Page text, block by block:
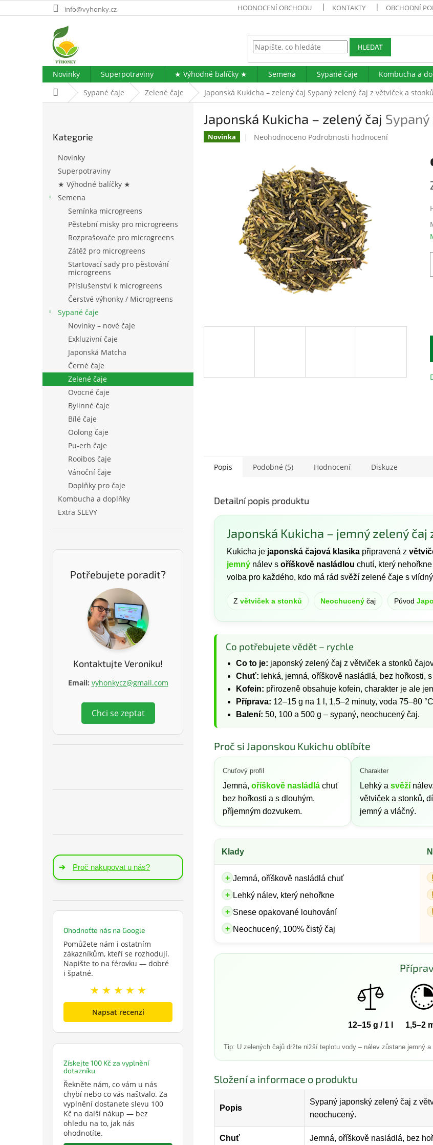
na
info@vyhonky.cz HODNOCENÍ OBCHODU KONTAKTY OBCHODNÍ
HLEDAT
Novinky Superpotraviny ★ Výhodné balíčky ★ Semena Sypané čaje Kombucha a
Domů Sypané čaje Zelené čaje Japonská Kukicha – zelený čaj Sypaný zelený čaj z větviček a stonků
kategorie
Kategorie
Novinky
Superpotraviny
★ Výhodné balíčky ★
Semena
Semínka microgreens
Pěstební misky pro microgreens
Rozprašovače pro microgreens
Zátěž pro microgreens
Startovací sady pro pěstování
microgreens
Příslušenství k microgreens
Čerstvé výhonky / Microgreens
Sypané čaje
Novinky – nové čaje
Exkluzivní čaje
Japonská Matcha
Černé čaje
Zelené čaje
Ovocné čaje
Bylinné čaje
Bílé čaje
Oolong čaje
Pu-erh čaje
Rooibos čaje
Vánoční čaje
Doplňky pro čaje
Kombucha a doplňky
Extra SLEVY
Potřebujete poradit?
Kontaktujte Veroniku!
Email: vyhonkycz@gmail.com
Chci se zeptat
➔ Proč nakupovat u nás?
Ohodnoťte nás na Google
Pomůžete nám i ostatním
zákazníkům, kteří se rozhodují.
Napište to na férovku — dobré
i špatné.
★ ★ ★ ★ ★
Napsat recenzi
Získejte 100 Kč za vyplnění
dotazníku
Řekněte nám, co vám u nás
chybí nebo co vás naštvalo. Za
vyplnění dostanete slevu 100
Kč na další nákup — bez
ohledu na to, jak nás
ohodnotíte.
Japonská Kukicha – zelený čaj
Novinka
Průměrné
0,0
z
5
hvězdiček.
Neohodnoceno Podrobnosti hodnocení
Popis Podobné (5) Hodnocení Diskuze
Detailní popis produktu
Japonská Kukicha – jemný zelený
Kukicha je japonská čajová klasika připravená z
jemný nálev s oříškově nasládlou chutí, který
volba pro každého, kdo má rád svěží zelené čaje s
Z větviček a stonků Neochucený čaj Původ
Co potřebujete vědět – rychle
Co to je: japonský zelený čaj z větviček a stonků
Chuť: lehká, jemná, oříškově nasládlá, bez hořkosti,
Kofein: přirozeně obsahuje kofein, charakter je ale
Příprava: 12–15 g na 1 l, 1,5–2 minuty, voda 75–80
Balení: 50, 100 a 500 g – sypaný, neochucený čaj.
Proč si Japonskou Kukichu oblíbíte
Chuťový profil
Jemná, oříškově nasládlá chuť
bez hořkosti a s dlouhým,
příjemným dozvukem.
Charakter
Lehký a svěží
větviček a stonků,
jemný a vláčný.
Klady
+ Jemná, oříškově nasládlá chuť
+ Lehký nálev, který nehořkne
+ Snese opakované louhování
+ Neochucený, 100% čistý čaj
!
!
!
12–15 g / 1 l 1,5–2
Tip: U zelených čajů držte nižší teplotu vody – nálev zůstane jemný
Složení a informace o produktu
Popis
Sypaný japonský zelený čaj z
neochucený.
Chuť Jemná, oříškově nasládlá, bez